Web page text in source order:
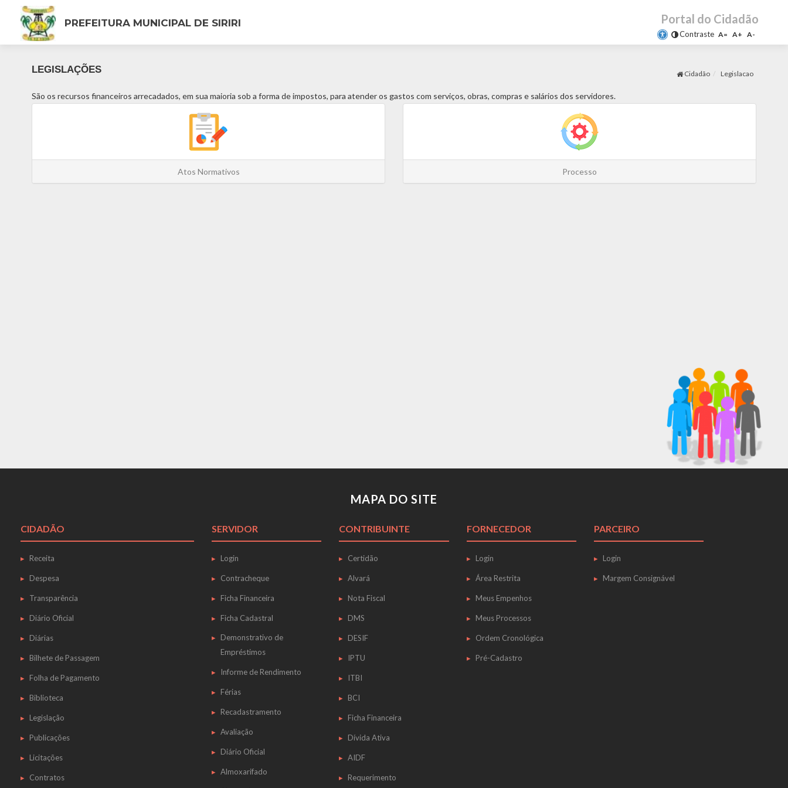
PREFEITURA MUNICIPAL DE SIRIRI Portal do Cidadão
Contraste A= A+ A-
Cidadão Legislacao
LEGISLAÇÕES
São os recursos financeiros arrecadados, em sua maioria sob a forma de impostos, para atender os gastos com serviços, obras, compras e salários dos servidores.
Atos Normativos Processo
MAPA DO SITE
CIDADÃO
Receita
Despesa
Transparência
Diário Oficial
Diárias
Bilhete de Passagem
Folha de Pagamento
Biblioteca
Legislação
Publicações
Licitações
Contratos
SERVIDOR
Login
Contracheque
Ficha Financeira
Ficha Cadastral
Demonstrativo de
Empréstimos
Informe de Rendimento
Férias
Recadastramento
Avaliação
Diário Oficial
Almoxarifado
CONTRIBUINTE
Certidão
Alvará
Nota Fiscal
DMS
DESIF
IPTU
ITBI
BCI
Ficha Financeira
Dívida Ativa
AIDF
Requerimento
FORNECEDOR
Login
Área Restrita
Meus Empenhos
Meus Processos
Ordem Cronológica
Pré-Cadastro
PARCEIRO
Login
Margem Consignável